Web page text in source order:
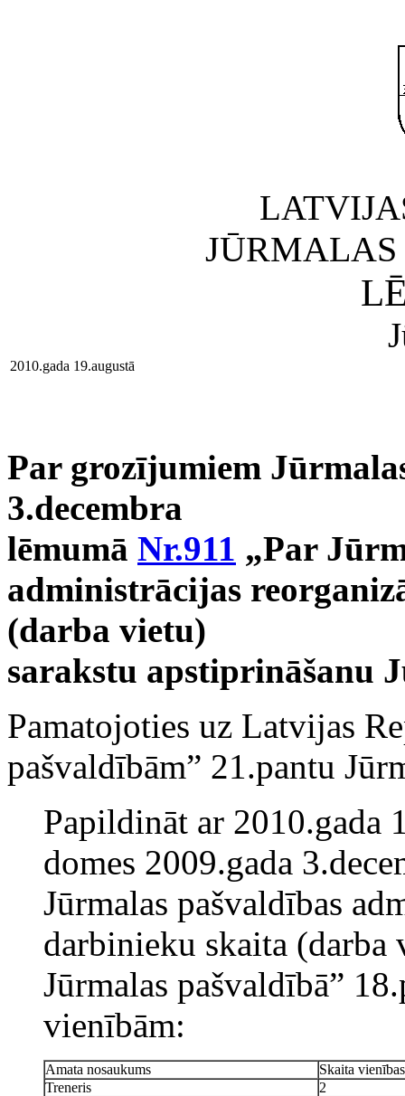
JŪRMALAS
2010.gada 19.augustā
Par grozījumiem
3.decembra
lēmumā Nr.911 „Par
administrācijas
(darba vietu)
sarakstu apstiprināšanu
Pamatojoties uz Latvijas
pašvaldībām” 21.pantu
Papildināt ar 2010.gada
domes 2009.gada
Jūrmalas pašvaldības
darbinieku skaita (darba
Jūrmalas pašvaldībā”
vienībām:
Amata nosaukums
Skaita vienības
Treneris
2